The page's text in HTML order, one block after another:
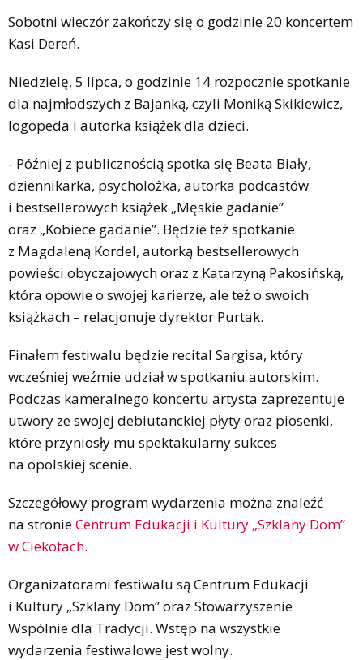
Sobotni wieczór zakończy się o godzinie 20 koncertem
Kasi Dereń.
Niedzielę, 5 lipca, o godzinie 14 rozpocznie spotkanie
dla najmłodszych z Bajanką, czyli Moniką Skikiewicz,
logopeda i autorka książek dla dzieci.
- Później z publicznością spotka się Beata Biały,
dziennikarka, psycholożka, autorka podcastów
i bestsellerowych książek „Męskie gadanie”
oraz „Kobiece gadanie”. Będzie też spotkanie
z Magdaleną Kordel, autorką bestsellerowych
powieści obyczajowych oraz z Katarzyną Pakosińską,
która opowie o swojej karierze, ale też o swoich
książkach – relacjonuje dyrektor Purtak.
Finałem festiwalu będzie recital Sargisa, który
wcześniej weźmie udział w spotkaniu autorskim.
Podczas kameralnego koncertu artysta zaprezentuje
utwory ze swojej debiutanckiej płyty oraz piosenki,
które przyniosły mu spektakularny sukces
na opolskiej scenie.
Szczegółowy program wydarzenia można znaleźć
na stronieCentrum Edukacji i Kultury „Szklany Dom”
w Ciekotach.
Organizatorami festiwalu są Centrum Edukacji
i Kultury „Szklany Dom” oraz Stowarzyszenie
Wspólnie dla Tradycji. Wstęp na wszystkie
wydarzenia festiwalowe jest wolny.